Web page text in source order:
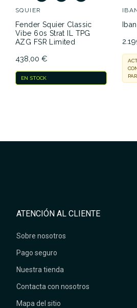
SQUIER
Fender Squier Classic
Vibe 60s Strat IL TPG
AZG FSR Limited
438,00 €
EN STOCK
ATENCIÓN AL CLIENTE
Sobre nosotros
Pago seguro
Nuestra tienda
Contacta con nosotros
Mapa del sitio